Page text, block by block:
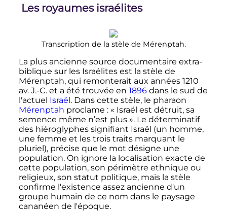
Les royaumes israélites
Transcription de la stèle de Mérenptah.
La plus ancienne source documentaire extra-
biblique sur les Israélites est la stèle de
Mérenptah, qui remonterait aux années 1210
av. J.-C. et a été trouvée en 1896dans le sud de
l'actuel Israël . Dans cette stèle, le pharaon
Mérenptah proclame : « Israël est détruit, sa
semence même n’est plus ». Le déterminatif
des hiéroglyphes signifiant Israël (un homme,
une femme et les trois traits marquant le
pluriel), précise que le mot désigne une
population. On ignore la localisation exacte de
cette population, son périmètre ethnique ou
religieux, son statut politique, mais la stèle
confirme l'existence assez ancienne d'un
groupe humain de ce nom dans le paysage
cananéen de l'époque.